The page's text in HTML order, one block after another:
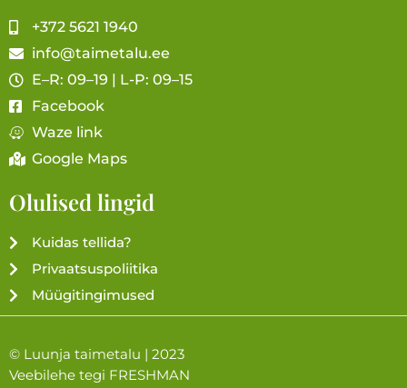
+372 5621 1940
info@taimetalu.ee
E–R: 09–19 | L-P: 09–15
Facebook
Waze link
Google Maps
Olulised lingid
Kuidas tellida?
Privaatsuspoliitika
Müügitingimused
© Luunja taimetalu | 2023
Veebilehe tegi FRESHMAN